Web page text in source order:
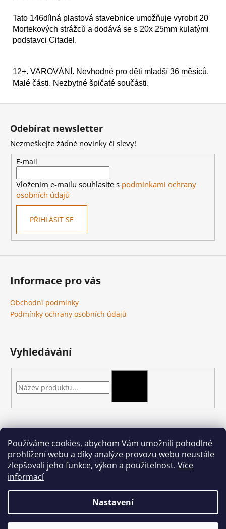
Používáme cookies, abychom Vám umožnili pohodlné
prohlížení webu a díky analýze provozu webu neustále
zlepšovali jeho funkce, výkon a použitelnost. Více
informací
Nastavení
Tato 146dílná plastová stavebnice umožňuje vyrobit 20
Mortekových strážců a dodává se s 20x 25mm kulatými
podstavci Citadel.
12+. VAROVÁNÍ. Nevhodné pro děti mladší 36 měsíců.
Malé části. Nezbytné špičaté součásti.
729
Kč
Odebírat newsletter
Nezmeškejte žádné novinky či slevy!
E-mail
Vložením e-mailu souhlasíte s podmínkami ochrany
osobních údajů
PŘIHLÁSIT SE
Informace pro vás
Obchodní podmínky
Podmínky ochrany osobních údajů
Vyhledávání
podkova-shop@seznam.cz
+420 704 397 000